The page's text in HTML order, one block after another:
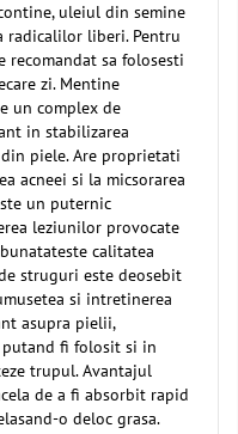
uleiul din semine
liberi. Pentru
recomandat sa folosesti
zi. Mentine
un complex de
in stabilizarea
piele. Are proprietati
acneei si la micsorarea
un puternic
leziunilor provocate
calitatea
struguri este deosebit
si intretinerea
asupra pielii,
putand fi folosit si in
trupul. Avantajul
de a fi absorbit rapid
o deloc grasa.